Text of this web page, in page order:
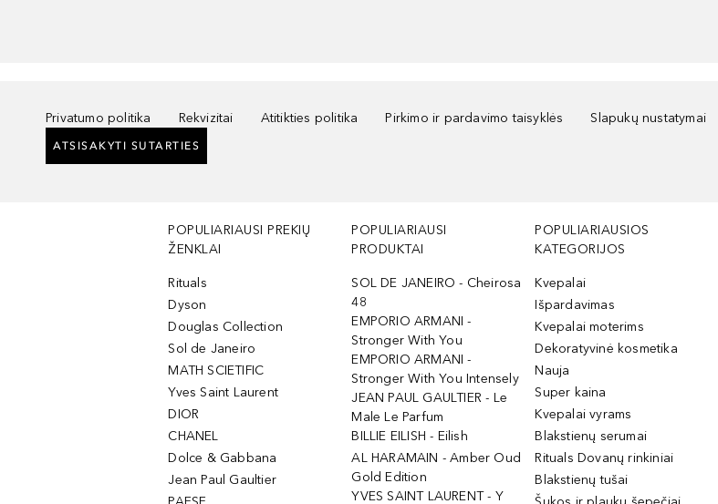
Privatumo politika Rekvizitai Atitikties politika Pirkimo ir pardavimo taisyklės Slapukų nustatymai
ATSISAKYTI SUTARTIES
POPULIARIAUSI PREKIŲ
ŽENKLAI
Rituals
Dyson
Douglas Collection
Sol de Janeiro
MATH SCIETIFIC
Yves Saint Laurent
DIOR
CHANEL
Dolce & Gabbana
Jean Paul Gaultier
POPULIARIAUSI
PRODUKTAI
SOL DE JANEIRO - Cheirosa
48
EMPORIO ARMANI -
Stronger With You
EMPORIO ARMANI -
Stronger With You Intensely
JEAN PAUL GAULTIER - Le
Male Le Parfum
BILLIE EILISH - Eilish
AL HARAMAIN - Amber Oud
Gold Edition
YVES SAINT LAURENT - Y
POPULIARIAUSIOS
KATEGORIJOS
Kvepalai
Išpardavimas
Kvepalai moterims
Dekoratyvinė kosmetika
Nauja
Super kaina
Kvepalai vyrams
Blakstienų serumai
Rituals Dovanų rinkiniai
Blakstienų tušai